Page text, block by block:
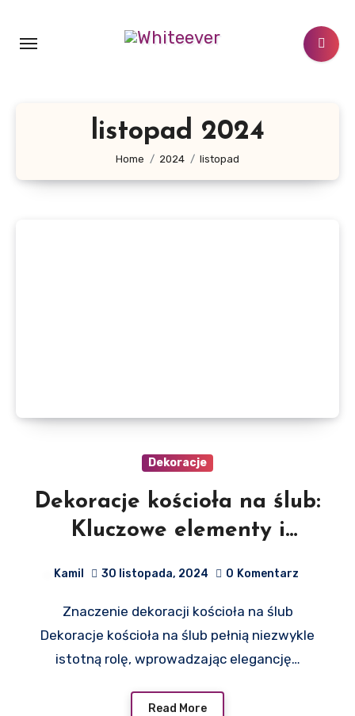
content
listopad 2024
Home 2024 listopad
Dekoracje
Dekoracje kościoła na ślub:
Kluczowe elementy i
Kamil 30 listopada, 2024 0 Komentarz
Znaczenie dekoracji kościoła na ślub
Dekoracje kościoła na ślub pełnią niezwykle
istotną rolę, wprowadzając elegancję…
Read More